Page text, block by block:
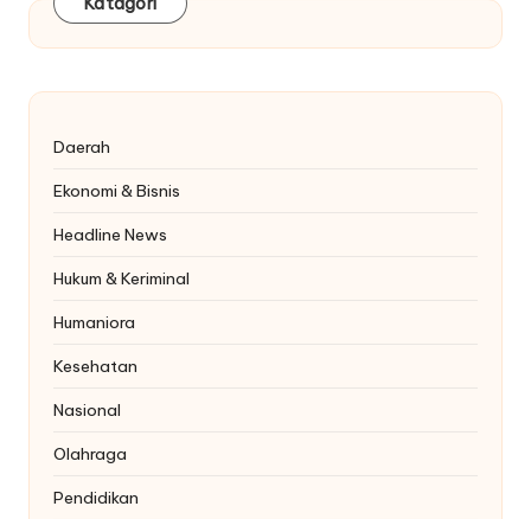
Daerah
Ekonomi & Bisnis
Headline News
Hukum & Keriminal
Humaniora
Kesehatan
Nasional
Olahraga
Pendidikan